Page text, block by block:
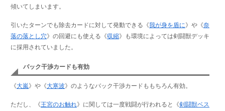
傾いてしまいます。
引いたターンでも除去カードに対して発動できる《我が身を盾に》や《奈
落の落とし穴》の回避にも使える《収縮》も環境によっては剣闘獣デッキ
に採用されていました。
バック干渉カードも有効
《大嵐》や《大寒波》のようなバック干渉カードももちろん有効。
ただし、《王宮のお触れ》に関しては一度戦闘が行われると《剣闘獣ベス